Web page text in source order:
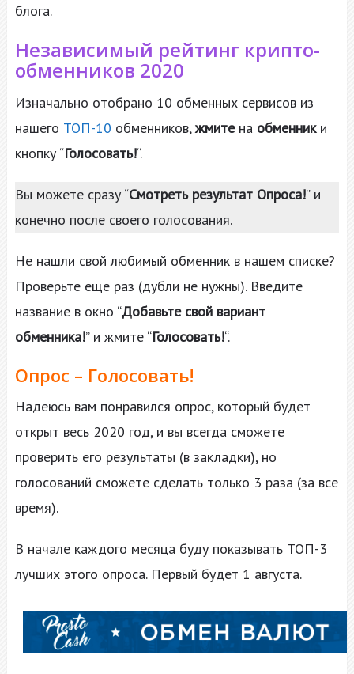
блога.
Независимый рейтинг крипто-
обменников 2020
Изначально отобрано 10 обменных сервисов из
нашего ТОП-10 обменников,жмите на обменник и
кнопку “Голосовать!“.
Вы можете сразу “Смотреть результат Опроса!” и
конечно после своего голосования.
Не нашли свой любимый обменник в нашем списке?
Проверьте еще раз (дубли не нужны). Введите
название в окно “Добавьте свой вариант
обменника!” и жмите “Голосовать!“.
Опрос – Голосовать!
Надеюсь вам понравился опрос, который будет
открыт весь 2020 год, и вы всегда сможете
проверить его результаты (в закладки), но
голосований сможете сделать только 3 раза (за все
время).
В начале каждого месяца буду показывать ТОП-3
лучших этого опроса. Первый будет 1 августа.